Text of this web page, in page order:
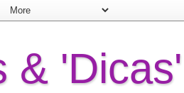
& 'Dicas'